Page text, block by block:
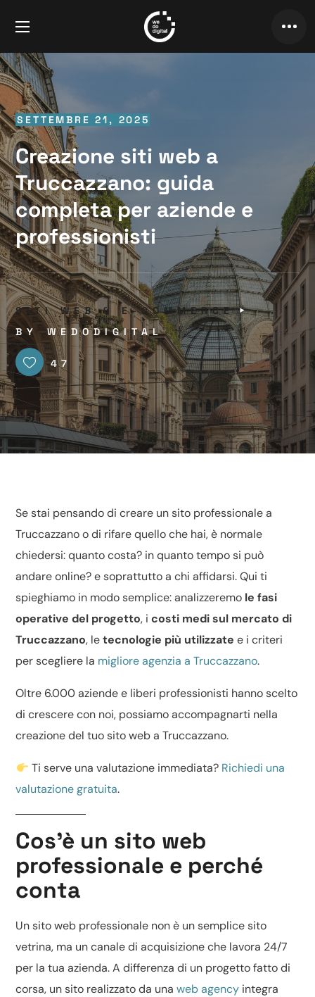
SETTEMBRE 21, 2025
Creazione siti web a
Truccazzano: guida
completa per aziende e
professionisti
SITI WEB & E-COMMERCE
BYWEDODIGITAL
47
Se stai pensando dicreare un sito professionale a
Truccazzano o di rifare quello che hai, è normale
chiedersi: quanto costa? in quanto tempo si può
andare online? e soprattutto a chi affidarsi. Qui ti
spieghiamo in modo semplice: analizzeremo le fasi
operative del progetto, icosti medi sul mercato di
Truccazzano, letecnologie più utilizzate e i criteri
per scegliere la migliore agenzia a Truccazzano.
Oltre 6.000 aziende e liberi professionisti hanno scelto
di crescere con noi, possiamo accompagnarti nella
creazione del tuo sito web a Truccazzano.
Ti serve una valutazione immediata? Richiedi una
valutazione gratuita.
Cos’è un sito web
professionale e perché
conta
Unsito web professionale non è un semplice sito
vetrina, ma un canale di acquisizione che lavora 24/7
per la tua azienda. A differenza di un progetto fatto di
corsa, un sito realizzato da unaweb agency integra